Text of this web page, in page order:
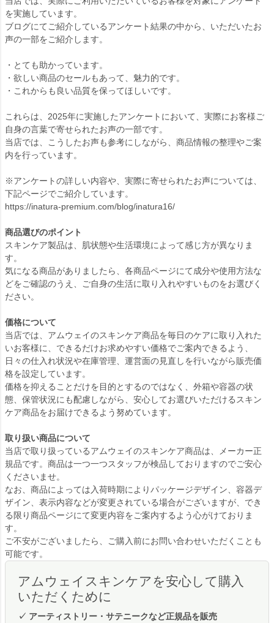
を実施しています。
ブログにてご紹介しているアンケート結果の中から、いただいたお
声の一部をご紹介します。
・とても助かっています。
・欲しい商品のセールもあって、魅力的です。
・これからも良い品質を保ってほしいです。
これらは、2025年に実施したアンケートにおいて、実際にお客様ご
自身の言葉で寄せられたお声の一部です。
当店では、こうしたお声も参考にしながら、商品情報の整理やご案
内を行っています。
※アンケートの詳しい内容や、実際に寄せられたお声については、
下記ページでご紹介しています。
https://inatura-premium.com/blog/inatura16/
商品選びのポイント
スキンケア製品は、肌状態や生活環境によって感じ方が異なりま
す。
気になる商品がありましたら、各商品ページにて成分や使用方法な
どをご確認のうえ、ご自身の生活に取り入れやすいものをお選びく
ださい。
価格について
当店では、アムウェイのスキンケア商品を毎日のケアに取り入れた
いお客様に、できるだけお求めやすい価格でご案内できるよう、
日々の仕入れ状況や在庫管理、運営面の見直しを行いながら販売価
格を設定しています。
価格を抑えることだけを目的とするのではなく、外箱や容器の状
態、保管状況にも配慮しながら、安心してお選びいただけるスキン
ケア商品をお届けできるよう努めています。
取り扱い商品について
当店で取り扱っているアムウェイのスキンケア商品は、メーカー正
規品です。商品は一つ一つスタッフが検品しておりますのでご安心
くださいませ。
なお、商品によっては入荷時期によりパッケージデザイン、容器デ
ザイン、表示内容などが変更されている場合がございますが、でき
る限り商品ページにて変更内容をご案内するよう心がけておりま
す。
ご不安がございましたら、ご購入前にお問い合わせいただくことも
可能です。
アムウェイスキンケアを安心して購入
いただくために
✓ アーティストリー・サテニークなど正規品を販売